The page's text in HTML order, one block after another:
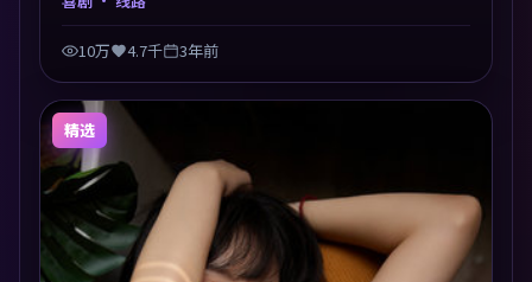
火花四溅。
10万 4.7千 3年前
精选